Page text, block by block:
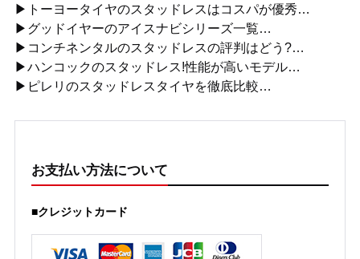
▶トーヨータイヤのスタッドレスはコスパが優秀…
▶グッドイヤーのアイスナビシリーズ一覧…
▶コンチネンタルのスタッドレスの評判はどう?…
▶ハンコックのスタッドレス!性能が高いモデル…
▶ピレリのスタッドレスタイヤを徹底比較…
お支払い方法について
■クレジットカード